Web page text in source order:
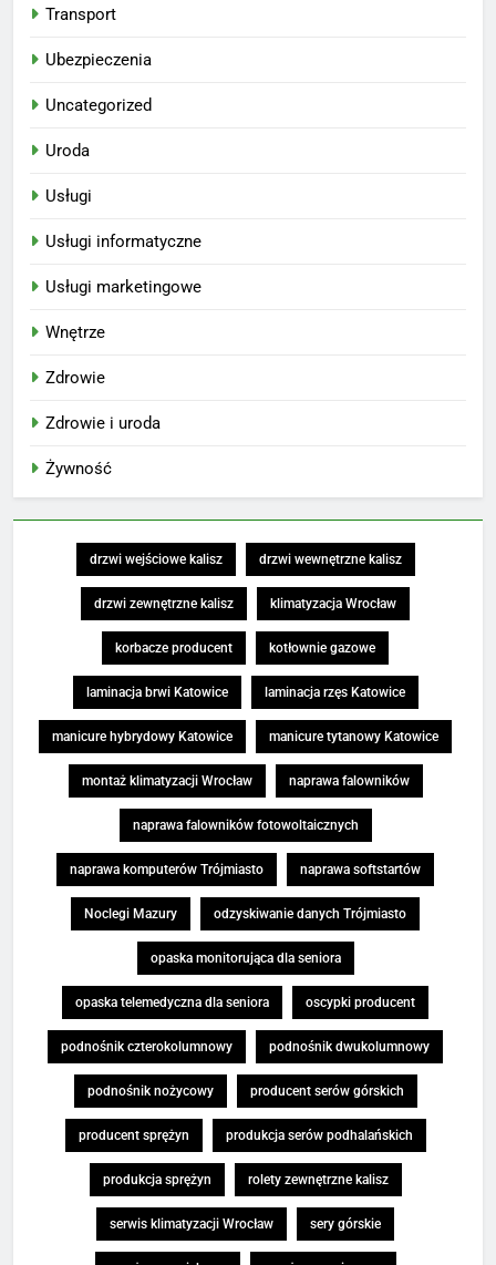
Transport
Ubezpieczenia
Uncategorized
Uroda
Usługi
Usługi informatyczne
Usługi marketingowe
Wnętrze
Zdrowie
Zdrowie i uroda
Żywność
drzwi wejściowe kalisz drzwi wewnętrzne kalisz
drzwi zewnętrzne kalisz klimatyzacja Wrocław
korbacze producent kotłownie gazowe
laminacja brwi Katowice laminacja rzęs Katowice
manicure hybrydowy Katowice manicure tytanowy Katowice
montaż klimatyzacji Wrocław naprawa falowników
naprawa falowników fotowoltaicznych
naprawa komputerów Trójmiasto naprawa softstartów
Noclegi Mazury odzyskiwanie danych Trójmiasto
opaska monitorująca dla seniora
opaska telemedyczna dla seniora oscypki producent
podnośnik czterokolumnowy podnośnik dwukolumnowy
podnośnik nożycowy producent serów górskich
producent sprężyn produkcja serów podhalańskich
produkcja sprężyn rolety zewnętrzne kalisz
serwis klimatyzacji Wrocław sery górskie